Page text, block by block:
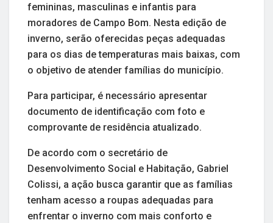
femininas, masculinas e infantis para
moradores de Campo Bom. Nesta edição de
inverno, serão oferecidas peças adequadas
para os dias de temperaturas mais baixas, com
o objetivo de atender famílias do município.
Para participar, é necessário apresentar
documento de identificação com foto e
comprovante de residência atualizado.
De acordo com o secretário de
Desenvolvimento Social e Habitação, Gabriel
Colissi, a ação busca garantir que as famílias
tenham acesso a roupas adequadas para
enfrentar o inverno com mais conforto e